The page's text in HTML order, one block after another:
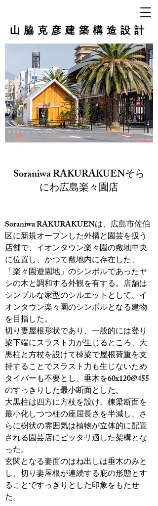
山脇克彦建築構造設計
Soraniwa RAKURAKUENそら
にわ広島楽々園店
Soraniwa RAKURAKUENは、広島市佐伯
区に新規オープンした外構と園芸を扱う
店舗で、イオンタウン楽々園の敷地中央
に位置し、かつて敷地内に存在した、
「楽々園遊園地」のシンボルであったヤ
シの木と調和する外観を有する。店舗は
シンプルな家型のシルエットとして、イ
オンタウン楽々園のシンボルとなる建物
を目指した。
切り妻屋根形状であり、一般的には登り
梁下端にスラスト力が生じるところ、大
黒柱と方杖を設けて棟梁で屋根荷重を支
持することでスラスト力も生じないため
タイバーも不要とし、垂木を60x120@455
のすっきりした最小断面とした。
大黒柱は四方に方杖を設け、棟梁断面を
最小化しつつ柱の座屈長さを半減し、さ
らに樹状の雰囲気は植物が立体的に配置
される園芸店にピッタリ適した架構とな
った。
玄関となる妻面のはね出しは垂木のみと
し、切り妻屋根が連続する庇の形態とす
ることですっきりとした印象をもたせ
た。